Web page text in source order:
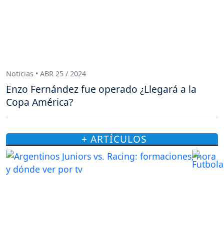
Noticias • ABR 25 / 2024
Enzo Fernández fue operado ¿Llegará a la
Copa América?
+ ARTÍCULOS